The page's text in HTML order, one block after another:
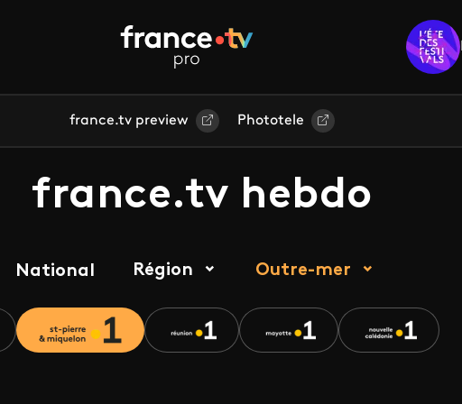
france.tv preview Phototele
france.tv hebdo
National Région Outre-mer